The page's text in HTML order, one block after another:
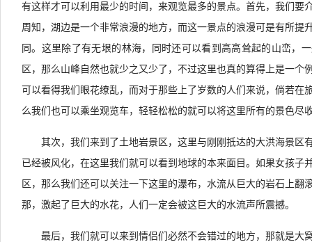
有这样才可以利用最少的时间，来观览最多的景点。首先，我们要
周知，湖边是一个非常浪漫的地方，而这一景点的浪漫可是有所提
同。这里除了有无垠的林海，同时还可以看到高高耸起的山峦，
区，那么山峰自然也就少之又少了，不过这里也真的算得上是一个
可以看得我们眼花缭乱，而对于那些上了岁数的人们来说，倘若在
么我们也可以乘坐观览车，轻轻松松的就可以将这里所有的景色尽
其次，我们来到了土地岩景区，这里与刚刚抵达的大洪海景区
已经被风化，在这里我们就可以看到地球的本来面目。如果女孩子
区，那么我们还可以关注一下这里的瀑布，水流从巨大的岩石上翻
那，激起了巨大的水花，人们一定会被这巨大的水流声所震撼。
最后，我们就可以来到情侣们必然不会错过的地方，那就是大